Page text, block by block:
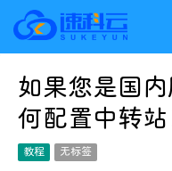
如果您是国
何配置中转站
教程 无标签